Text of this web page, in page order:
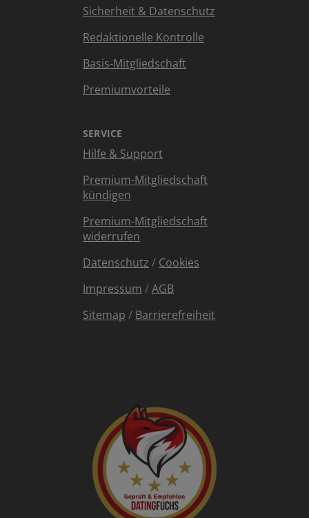
Sicherheit & Datenschutz
Redaktionelle Kontrolle
Basis-Mitgliedschaft
Premiumvorteile
SERVICE
Hilfe & Support
Premium-Mitgliedschaft
kündigen
Premium-Mitgliedschaft
widerrufen
Datenschutz / Cookies
Impressum /AGB
Sitemap / Barrierefreiheit